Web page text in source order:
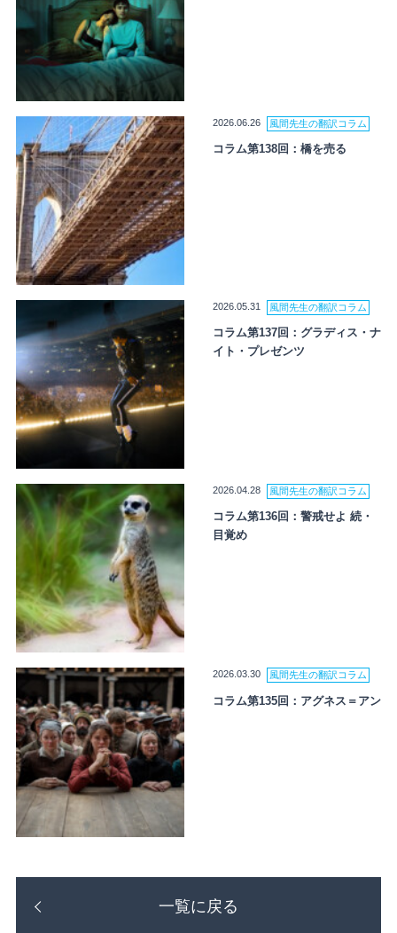
2026.06.26 風間先生の翻訳コラム
コラム第138回：橋を売る
2026.05.31 風間先生の翻訳コラム
コラム第137回：グラディス・ナ
イト・プレゼンツ
2026.04.28 風間先生の翻訳コラム
コラム第136回：警戒せよ 続・
目覚め
2026.03.30 風間先生の翻訳コラム
コラム第135回：アグネス＝アン
一覧に戻る